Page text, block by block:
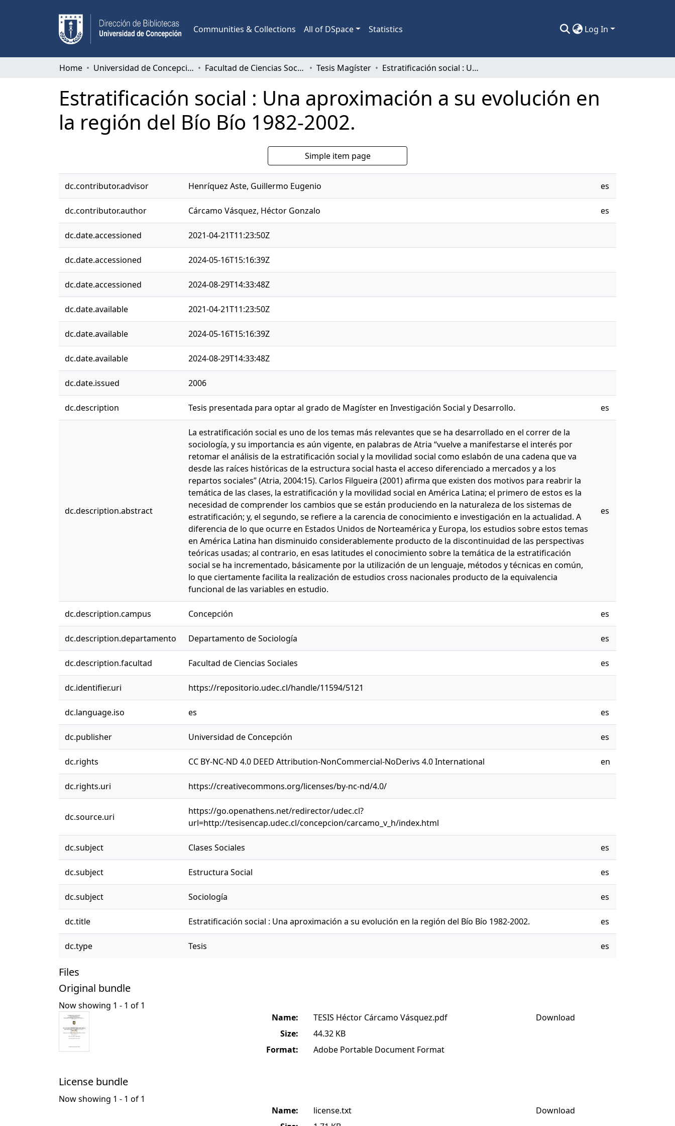
Communities & Collections All of DSpace Statistics Log In
Home Universidad de Concepción Facultad de Ciencias Sociales Tesis Magíster Estratificación social : Una aproximación a su evolución en la región del Bío Bío 1982-2002.
Estratificación social : Una aproximación a su evolución en
la región del Bío Bío 1982-2002.
Simple item page
dc.contributor.advisor Henríquez Aste, Guillermo Eugenio es
dc.contributor.author Cárcamo Vásquez, Héctor Gonzalo es
dc.date.accessioned 2021-04-21T11:23:50Z
dc.date.accessioned 2024-05-16T15:16:39Z
dc.date.accessioned 2024-08-29T14:33:48Z
dc.date.available 2021-04-21T11:23:50Z
dc.date.available 2024-05-16T15:16:39Z
dc.date.available 2024-08-29T14:33:48Z
dc.date.issued 2006
dc.description Tesis presentada para optar al grado de Magíster en Investigación Social y Desarrollo. es
dc.description.abstract
La estratificación social es uno de los temas más relevantes que se ha desarrollado en el correr de la
sociología, y su importancia es aún vigente, en palabras de Atria “vuelve a manifestarse el interés por
retomar el análisis de la estratificación social y la movilidad social como eslabón de una cadena que va
desde las raíces históricas de la estructura social hasta el acceso diferenciado a mercados y a los
repartos sociales” (Atria, 2004:15). Carlos Filgueira (2001) afirma que existen dos motivos para reabrir la
temática de las clases, la estratificación y la movilidad social en América Latina; el primero de estos es la
necesidad de comprender los cambios que se están produciendo en la naturaleza de los sistemas de
estratificación; y, el segundo, se refiere a la carencia de conocimiento e investigación en la actualidad. A
diferencia de lo que ocurre en Estados Unidos de Norteamérica y Europa, los estudios sobre estos temas
en América Latina han disminuido considerablemente producto de la discontinuidad de las perspectivas
teóricas usadas; al contrario, en esas latitudes el conocimiento sobre la temática de la estratificación
social se ha incrementado, básicamente por la utilización de un lenguaje, métodos y técnicas en común,
lo que ciertamente facilita la realización de estudios cross nacionales producto de la equivalencia
funcional de las variables en estudio.
es
dc.description.campus Concepción es
dc.description.departamento Departamento de Sociología es
dc.description.facultad Facultad de Ciencias Sociales es
dc.identifier.uri https://repositorio.udec.cl/handle/11594/5121
dc.language.iso es es
dc.publisher Universidad de Concepción es
dc.rights CC BY-NC-ND 4.0 DEED Attribution-NonCommercial-NoDerivs 4.0 International en
dc.rights.uri https://creativecommons.org/licenses/by-nc-nd/4.0/
dc.source.uri
https://go.openathens.net/redirector/udec.cl?
url=http://tesisencap.udec.cl/concepcion/carcamo_v_h/index.html
dc.subject Clases Sociales es
dc.subject Estructura Social es
dc.subject Sociología es
dc.title Estratificación social : Una aproximación a su evolución en la región del Bío Bío 1982-2002. es
dc.type Tesis es
Files
Original bundle
Now showing 1 - 1 of 1
Name:
TESIS Héctor Cárcamo Vásquez.pdf
Size:
44.32 KB
Format:
Adobe Portable Document Format
Download
License bundle
Now showing 1 - 1 of 1
Name:
license.txt
Download